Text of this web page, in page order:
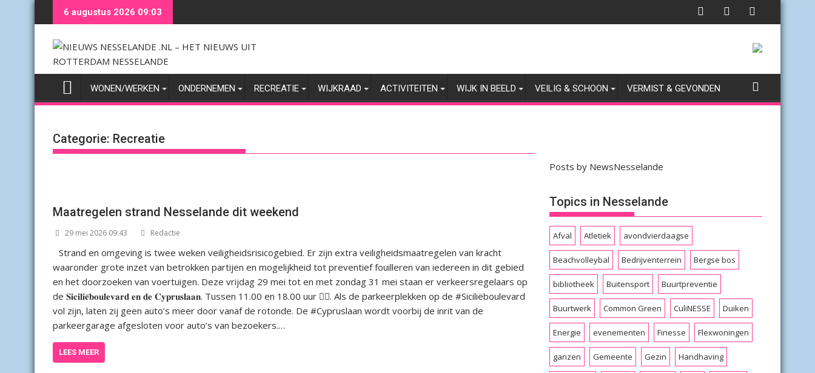
naar
inhoud
6 augustus 2026 09:03
WONEN/WERKEN ONDERNEMEN RECREATIE WIJKRAAD ACTIVITEITEN WIJK IN BEELD VEILIG & SCHOON VERMIST & GEVONDEN
Categorie: Recreatie
Maatregelen strand Nesselande dit weekend
29 mei 2026 09:43 Redactie
Strand en omgeving is twee weken veiligheidsrisicogebied. Er zijn extra veiligheidsmaatregelen van kracht
waaronder grote inzet van betrokken partijen en mogelijkheid tot preventief fouilleren van iedereen in dit gebied
en het doorzoeken van voertuigen. Deze vrijdag 29 mei tot en met zondag 31 mei staan er verkeersregelaars op
de 𝐒𝐢𝐜𝐢𝐥𝐢𝐞̈𝐛𝐨𝐮𝐥𝐞𝐯𝐚𝐫𝐝 𝐞𝐧 𝐝𝐞 𝐂𝐲𝐩𝐫𝐮𝐬𝐥𝐚𝐚𝐧. Tussen 11.00 en 18.00 uur 👷‍♀️. Als de parkeerplekken op de #Siciliëboulevard
vol zijn, laten zij geen auto’s meer door vanaf de rotonde. De #Cypruslaan wordt voorbij de inrit van de
parkeergarage afgesloten voor auto’s van bezoekers.…
LEES MEER
Posts by NewsNesselande
Topics in Nesselande
Afval Atletiek avondvierdaagse
Beachvolleybal Bedrijventerrein Bergse bos
bibliotheek Buitensport Buurtpreventie
Buurtwerk Common Green CuliNESSE Duiken
Energie evenementen Finesse Flexwoningen
ganzen Gemeente Gezin Handhaving